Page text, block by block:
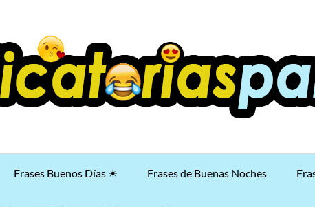
Frases Buenos Días ☀ Frases de Buenas Noches